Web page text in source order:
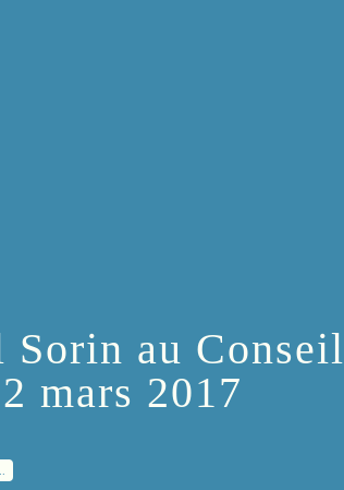
au Conseil
mars 2017